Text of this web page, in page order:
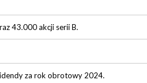
43.000 akcji serii B.
za rok obrotowy 2024.